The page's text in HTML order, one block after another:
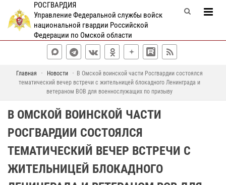
РОСГВАРДИЯ
Управление Федеральной службы войск
национальной гвардии Российской
Федерации по Омской области
Главная Новости
В Омской воинской части Росгвардии состоялся
тематический вечер встречи с жительницей блокадного Ленинграда и
ветераном ВОВ для военнослужащих по призыву
В ОМСКОЙ ВОИНСКОЙ ЧАСТИ
РОСГВАРДИИ СОСТОЯЛСЯ
ТЕМАТИЧЕСКИЙ ВЕЧЕР ВСТРЕЧИ С
ЖИТЕЛЬНИЦЕЙ БЛОКАДНОГО